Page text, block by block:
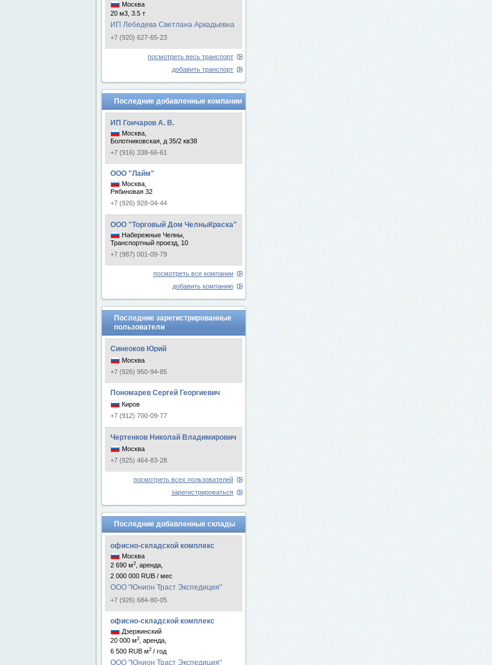
Москва
20 м3, 3.5 т
ИП Лебедева Светлана Аркадьевна
+7 (920) 627-65-23
посмотреть весь транспорт
добавить транспорт
Последние добавленные компании
ИП Гончаров А. В.
Москва,
Болотниковская, д 35/2 кв38
+7 (916) 338-66-61
ООО "Лайм"
Москва,
Рябиновая 32
+7 (926) 928-04-44
ООО "Торговый Дом ЧелныКраска"
Набережные Челны,
Транспортный проезд, 10
+7 (987) 001-09-79
посмотреть все компании
добавить компанию
Последние зарегистрированные
пользователи
Синеоков Юрий
Москва
+7 (926) 950-94-85
Пономарев Сергей Георгиевич
Киров
+7 (912) 700-09-77
Чертенков Николай Владимирович
Москва
+7 (925) 464-83-28
посмотреть всех пользователей
зарегистрироваться
Последние добавленные склады
офисно-складской комплекс
Москва
2 690 м2
, аренда,
2 000 000 RUB / мес
ООО "Юнион Траст Экспедиция"
+7 (926) 684-80-05
офисно-складской комплекс
Дзержинский
20 000 м2
, аренда,
6 500 RUB м2 / год
ООО "Юнион Траст Экспедиция"